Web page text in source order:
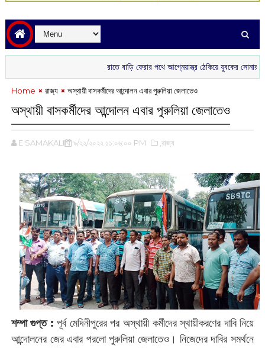
রাতে বাড়ি ফেরার পথে আগ্নেয়াস্ত্র ঠেকিয়ে যুবকের সোনার চেন ছিনতাই
Home রাজ্য ‌অস্থায়ী বাসকর্মীদের আন্দোলন এবার পুরুলিয়া জেলাতেও
‌অস্থায়ী বাসকর্মীদের আন্দোলন এবার পুরুলিয়া জেলাতেও
E SAMAKALIN ৯/২২/২০২২ ১১:০৬:০০ PM ,রাজ্য
শম্পা গুপ্ত : ‌পূর্ব মেদিনীপুরের পর অস্থায়ী কর্মীদের স্থায়ীকরণের দাবি নিয়ে
আন্দোলনের জের এবার পরলো পুরুলিয়া জেলাতেও। নিজেদের দাবির সমর্থনে